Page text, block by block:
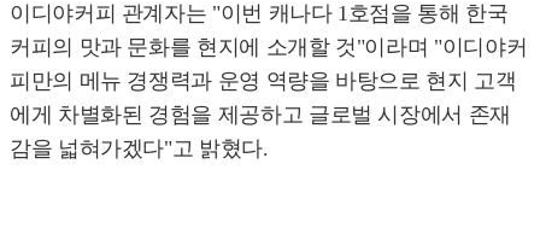
이디야커피 관계자는 "이번 캐나다 1호점을 통해 한국
커피의 맛과 문화를 현지에 소개할 것"이라며 "이디야커
피만의 메뉴 경쟁력과 운영 역량을 바탕으로 현지 고객
에게 차별화된 경험을 제공하고 글로벌 시장에서 존재
감을 넓혀가겠다"고 밝혔다.